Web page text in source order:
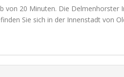
von 20 Minuten. Die Delmenhorster
Sie sich in der Innenstadt von